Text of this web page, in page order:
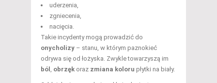
uderzenia,
zgniecenia,
nacięcia.
Takie incydenty mogą prowadzić do
onycholizy – stanu, w którym paznokieć
odrywa się od łożyska. Zwykle towarzyszą im
ból
obrzęk oraz zmiana koloru płytki na biały.